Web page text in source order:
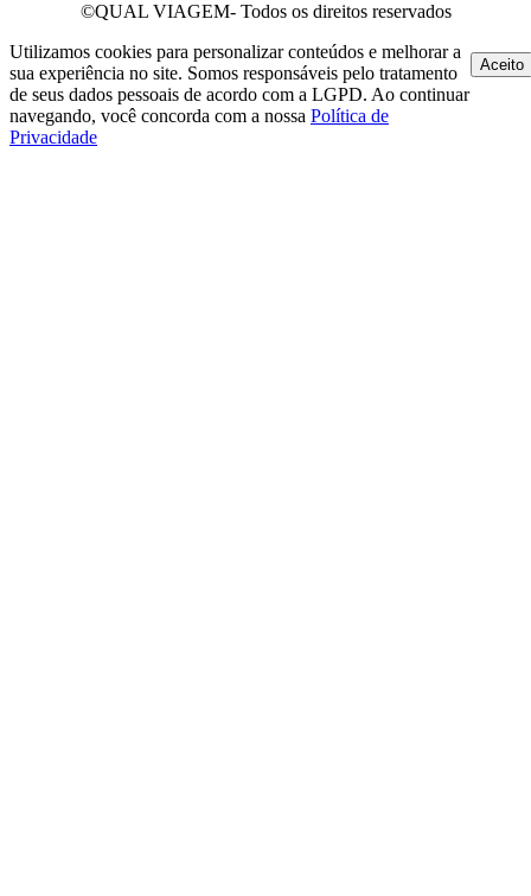
©QUAL VIAGEM- Todos os direitos reservados
Utilizamos cookies para personalizar conteúdos e melhorar a
sua experiência no site. Somos responsáveis pelo tratamento
de seus dados pessoais de acordo com a LGPD. Ao continuar
navegando, você concorda com a nossa Política de
Privacidade
Aceito